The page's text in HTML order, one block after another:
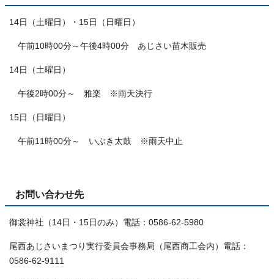
14日（土曜日）・15日（日曜日）
午前10時00分～午後4時00分 あじさい苗木販売
14日（土曜日）
午後2時00分～ 雅楽 ※雨天決行
15日（日曜日）
午前11時00分～ いぶき太鼓 ※雨天中止
お問い合わせ先
御裳神社（14日・15日のみ）電話：0586-62-5980
尾西あじさいまつり実行委員会事務局（尾西商工会内）電話：
0586-62-9111